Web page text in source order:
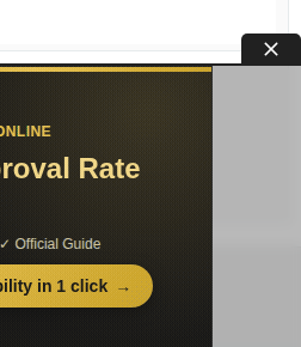
|Контакты|Про
| Конфиденциальность